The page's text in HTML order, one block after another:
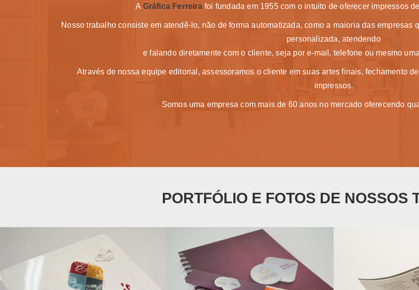
A Gráfica Ferreirafoi fundada em 1955 com o intuito de oferecer impressos
Nosso trabalho consiste em atendê-lo, não de forma automatizada, como a maioria das empresas
personalizada, atendendo
e falando diretamente com o cliente, seja por e-mail, telefone ou mesmo
Através de nossa equipe editorial, assessoramos o cliente em suas artes finais, fechamento
impressos.
Somos uma empresa com mais de 60 anos no mercado oferecendo
PORTFÓLIO E FOTOS DE NOSSOS